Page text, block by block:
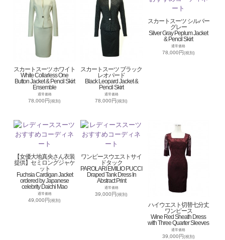
スカートスーツ ホワイト
White Collarless One
Button Jacket & Pencil Skirt
Ensemble
通常価格
78,000円(税別)
スカートスーツ ブラック
レオパード
Black Leopard Jacket &
Pencil Skirt
通常価格
78,000円(税別)
スカートスーツ シルバー
グレー
Silver Gray Peplum Jacket
& Pencil Skirt
通常価格
78,000円(税別)
【女優大地真央さん衣装
提供】セミロングジャケ
ット
Fuchsia Cardigan Jacket
ordered by Japanese
celebrity Daichi Mao
通常価格
49,000円(税別)
ワンピースウエストサイ
ドタック
PAROLARI EMILIO PUCCI
Draped Tank Dress In
Abstract Print
通常価格
39,000円(税別)
ハイウエスト切替七分丈
ワンピース
Wine Red Sheath Dress
with Three Quarter Sleeves
通常価格
39,000円 (税別)